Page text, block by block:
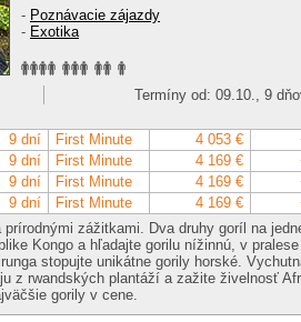
- Poznávacie zájazdy
- Exotika
Termíny od: 09.10., 9
9 dní First Minute 4 053 €
9 dní First Minute 4 169 €
9 dní First Minute 4 169 €
9 dní First Minute 4 169 €
zážitkami. Dva druhy goríl na
Kongo a hľadajte gorilu nížinnú, v
stopujte unikátne gorily horské.
z rwandských plantáží a zažite živelnosť
gorily v cene.